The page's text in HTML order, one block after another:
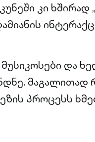
კი ხშირად
და
მაგალითად
პროცესს